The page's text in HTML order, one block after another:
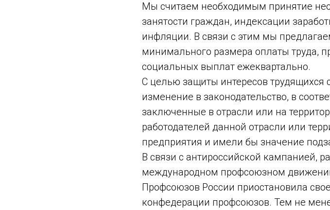
Мы считаем необходимым принятие
занятости граждан, индексации
инфляции. В связи с этим мы
минимального размера оплаты труда,
социальных выплат ежеквартально.
С целью защиты интересов
изменение в законодательство, в
заключенные в отрасли или на
работодателей данной отрасли или
предприятия и имели бы значение
В связи с антироссийской кампанией,
международном профсоюзном
Профсоюзов России приостановила
конфедерации профсоюзов. Тем не